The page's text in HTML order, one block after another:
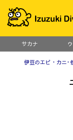
サカナ
伊豆のエビ・カニ･